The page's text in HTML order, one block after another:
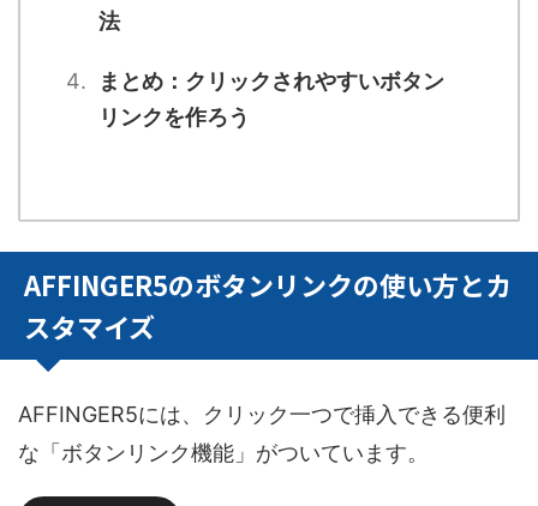
法
まとめ：クリックされやすいボタン
リンクを作ろう
AFFINGER5のボタンリンクの使い方とカ
スタマイズ
AFFINGER5には、クリック一つで挿入できる便利
な「ボタンリンク機能」がついています。